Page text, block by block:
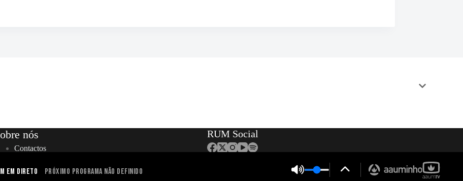
nós
Contactos
Localização
RUM Social
| Designed and developed by Gen Design Studio
em Direto Próximo programa não definido